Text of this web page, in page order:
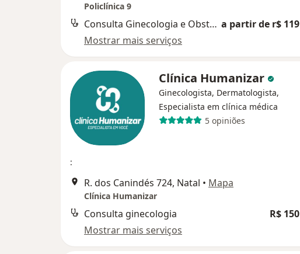
Policlínica 9
Consulta Ginecologia e Obstetrícia a partir de r$ 119
Mostrar mais serviços
Clínica Humanizar
Ginecologista, Dermatologista,
Especialista em clínica médica
5 opiniões
:
R. dos Canindés 724, Natal • Mapa
Clínica Humanizar
Consulta ginecologia
R$ 150
Mostrar mais serviços